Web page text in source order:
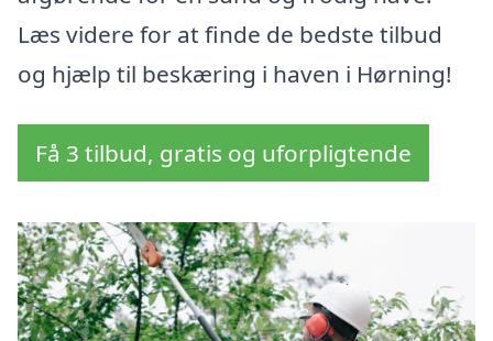
Læs videre for at finde de bedste tilbud
og hjælp til beskæring i haven i Hørning!
Få 3 tilbud, gratis og uforpligtende